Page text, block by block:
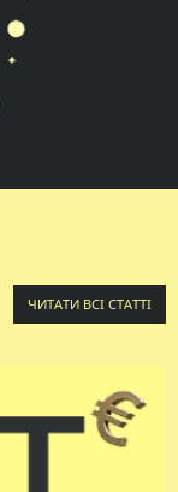
ЧИТАТИ ВСІ СТАТТІ